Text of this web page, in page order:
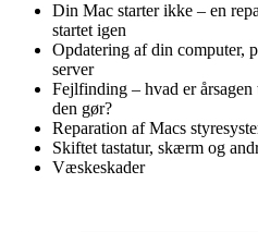
Din Mac starter ikke – en
startet igen
Opdatering af din computer,
server
Fejlfinding – hvad er
den gør?
Reparation af Macs
Skiftet tastatur, skærm og
Væskeskader